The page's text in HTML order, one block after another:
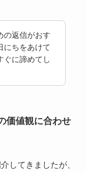
の返信がおす
にちをあけて
に諦めてし
価値観に合わせ
してきましたが、